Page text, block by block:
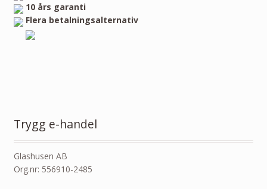
10 års garanti
Flera betalningsalternativ
Trygg e-handel
Glashusen AB
Org.nr: 556910-2485